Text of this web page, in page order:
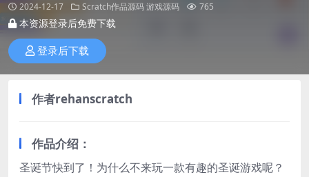
2024-12-17 Scratch作品源码游戏源码 765
本资源登录后免费下载
登录后下载
作者rehanscratch
作品介绍：
圣诞节快到了！为什么不来玩一款有趣的圣诞游戏呢？